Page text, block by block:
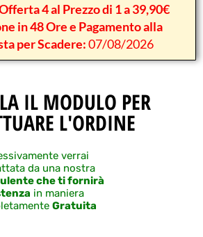
4 al Prezzo di 1 a 39,90€
in 48 Ore e Pagamento alla
per Scadere:07/08/2026
IL MODULO PER
L'ORDINE
verrai
da una nostra
che ti fornirà
in maniera
Gratuita